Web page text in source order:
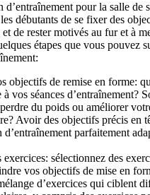
d’entraînement pour la salle de
débutants de se fixer des
de rester motivés au fur et à
étapes que vous pouvez
objectifs de remise en forme:
à vos séances d’entraînement?
du poids ou améliorer
Avoir des objectifs précis en
d’entraînement parfaitement
exercices: sélectionnez des
vos objectifs de mise en
d’exercices qui ciblent